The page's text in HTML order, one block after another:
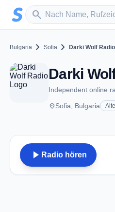
Zum Hauptinhalt springen
search
Sender suchen
Bulgaria chevron_right Sofia chevron_right Darki Wolf Radio
Darki
Independent online
placeSofia, Bulgaria
play_arrow Radio hören